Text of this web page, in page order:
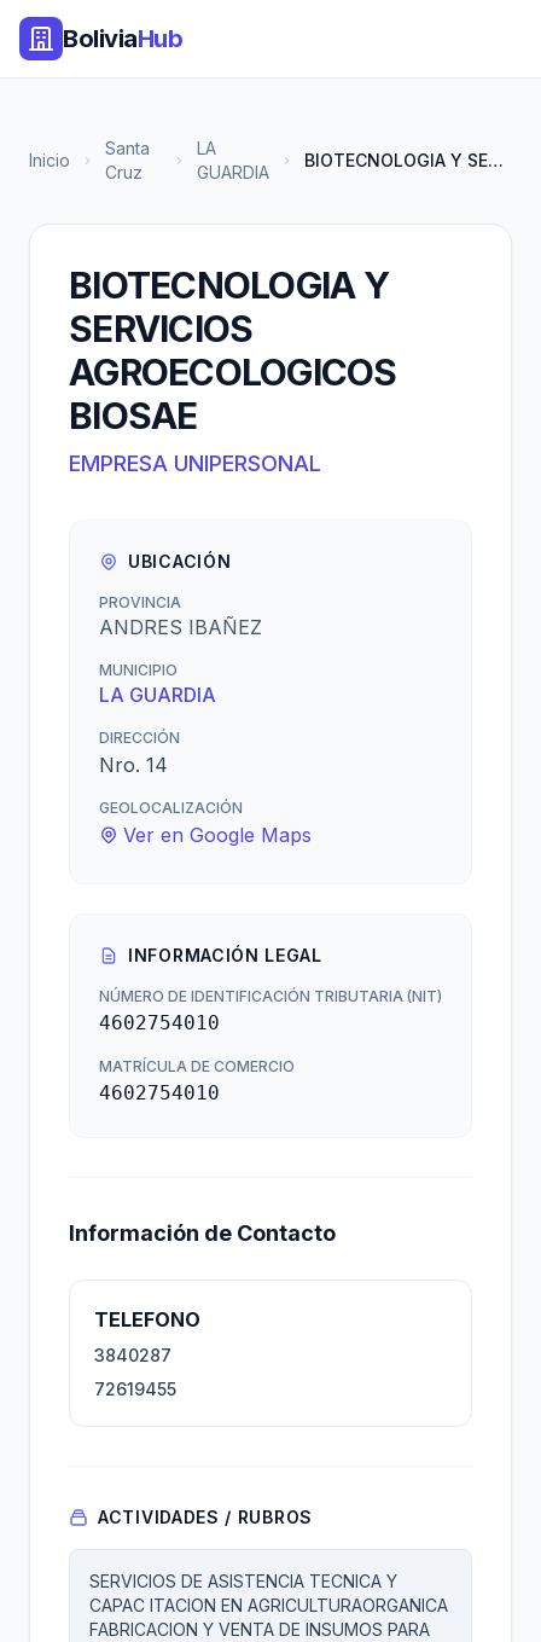
BoliviaHub
Inicio
Santa
Cruz
LA
GUARDIA
BIOTECNOLOGIA Y SERVICIOS AGRO...
BIOTECNOLOGIA Y
SERVICIOS
AGROECOLOGICOS
BIOSAE
EMPRESA UNIPERSONAL
UBICACIÓN
PROVINCIA
ANDRES IBAÑEZ
MUNICIPIO
LA GUARDIA
DIRECCIÓN
Nro. 14
GEOLOCALIZACIÓN
Ver en Google Maps
INFORMACIÓN LEGAL
NÚMERO DE IDENTIFICACIÓN TRIBUTARIA (NIT)
4602754010
MATRÍCULA DE COMERCIO
4602754010
Información de Contacto
TELEFONO
3840287
72619455
ACTIVIDADES / RUBROS
SERVICIOS DE ASISTENCIA TECNICA Y
CAPAC ITACION EN AGRICULTURAORGANICA
FABRICACION Y VENTA DE INSUMOS PARA